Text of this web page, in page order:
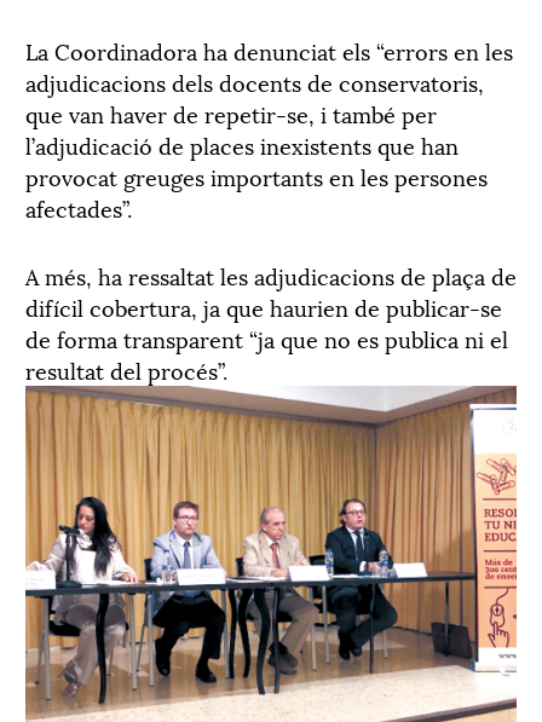
La Coordinadora ha denunciat els “errors en les
adjudicacions dels docents de conservatoris,
que van haver de repetir-se, i també per
l’adjudicació de places inexistents que han
provocat greuges importants en les persones
afectades”.
A més, ha ressaltat les adjudicacions de plaça de
difícil cobertura, ja que haurien de publicar-se
de forma transparent “ja que no es publica ni el
resultat del procés”.